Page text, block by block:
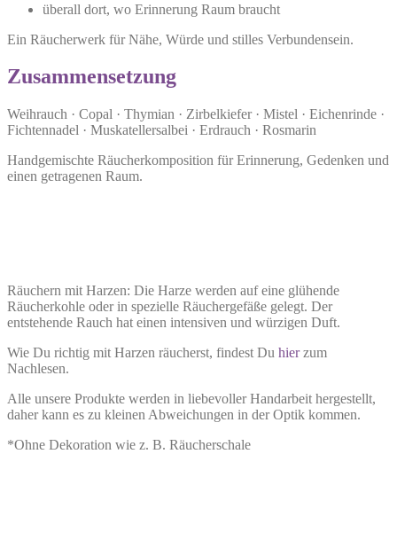
überall dort, wo Erinnerung Raum braucht
Ein Räucherwerk für Nähe, Würde und stilles Verbundensein.
Zusammensetzung
Weihrauch · Copal · Thymian · Zirbelkiefer · Mistel · Eichenrinde ·
Fichtennadel · Muskatellersalbei · Erdrauch · Rosmarin
Handgemischte Räucherkomposition für Erinnerung, Gedenken und
einen getragenen Raum.
Räuchern mit Harzen: Die Harze werden auf eine glühende
Räucherkohle oder in spezielle Räuchergefäße gelegt. Der
entstehende Rauch hat einen intensiven und würzigen Duft.
Wie Du richtig mit Harzen räucherst, findest Du hierzum
Nachlesen.
Alle unsere Produkte werden in liebevoller Handarbeit hergestellt,
daher kann es zu kleinen Abweichungen in der Optik kommen.
*Ohne Dekoration wie z. B. Räucherschale